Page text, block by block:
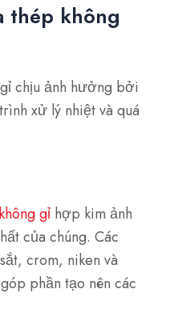
thép không
chịu ảnh hưởng bởi
xử lý nhiệt và quá
gỉ hợp kim ảnh
của chúng. Các
crom, niken và
phần tạo nên các